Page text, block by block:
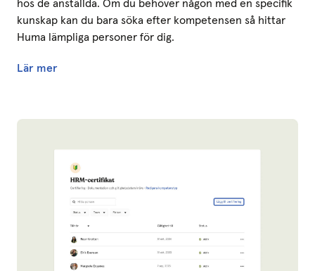
hos de anställda. Om du behöver någon med en specifik
kunskap kan du bara söka efter kompetensen så hittar
Huma lämpliga personer för dig.
Lär mer